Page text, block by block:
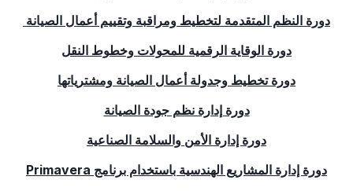
دورة النظم المتقدمة لتخطيط ومراقبة وتقييم أعمال الصيانة
دورة الوقاية الرقمية للمحولات وخطوط النقل
دورة تخطيط وجدولة أعمال الصيانة ومشترياتها
دورة إدارة نظم جودة الصيانة
دورة إدارة الأمن والسلامة الصناعية
دورة إدارة المشاريع الهندسية باستخدام برنامج Primavera